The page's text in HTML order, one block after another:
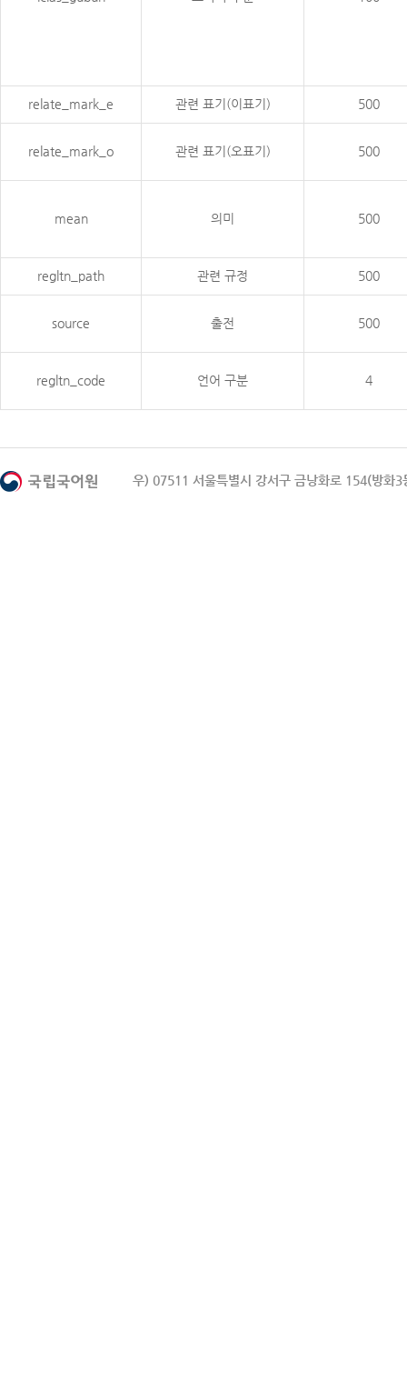
relate_mark_e 관련 표기(이표기) 500
relate_mark_o 관련 표기(오표기) 500
mean 의미 500
regltn_path 관련 규정 500
source 출전 500
regltn_code 언어 구분 4
우) 07511 서울특별시 강서구 금낭화로 154(방화3